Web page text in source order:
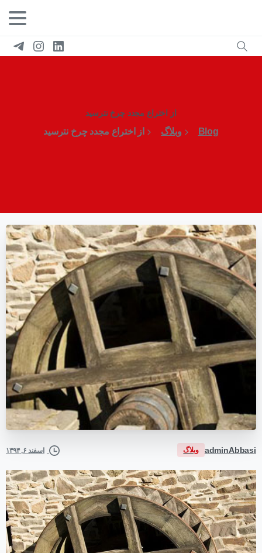
از اختراع مجدد چرخ نترسید
Blog وبلاگ از اختراع مجدد چرخ نترسید
adminAbbasi وبلاگ اسفند ۶, ۱۳۹۴